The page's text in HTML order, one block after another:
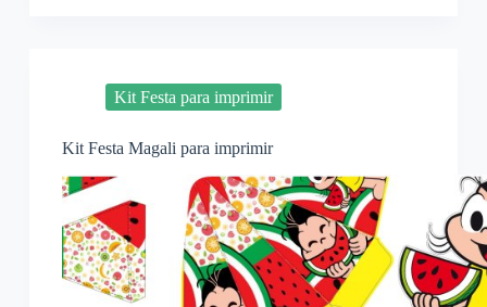
Kit Festa para imprimir
Kit Festa Magali para imprimir